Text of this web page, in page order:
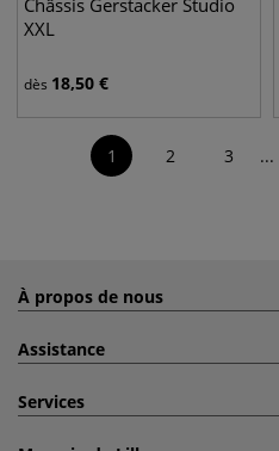
XXL
dès 18,50 €
1 2 3 ...
À propos de nous
Assistance
Services